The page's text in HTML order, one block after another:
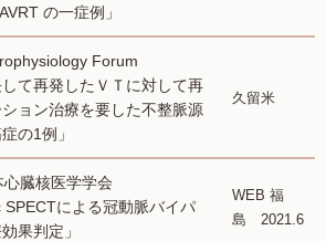
の一症例」
Forum
して再発したＶＴに対して再
ョン治療を要した不整脈源
の1例」
久留米
臓核医学学会
SPECTによる冠動脈バイパ
果判定」
WEB 福
島 2021.6